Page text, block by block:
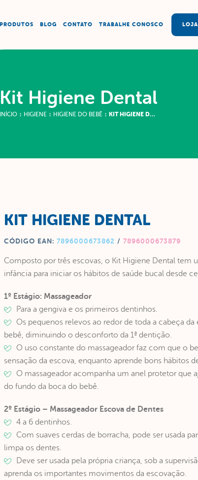
PRODUTOS BLOG CONTATO TRABALHE CONOSCO
Kit Higiene Dental
INÍCIO : HIGIENE : HIGIENE DO BEBÊ : KIT HIGIENE DENTAL
KIT HIGIENE DENTAL
CÓDIGO EAN:7896000673862 /7896000673879
Composto por três escovas, o Kit Higiene Dental tem
infância para iniciar os hábitos de saúde bucal desde
1º Estágio: Massageador
Para a gengiva e os primeiros dentinhos.
Os pequenos relevos ao redor de toda a cabeça
bebê, diminuindo o desconforto da 1ª dentição.
O uso constante do massageador faz com que o
sensação da escova, enquanto aprende bons hábitos
O massageador acompanha um anel protetor que
do fundo da boca do bebê.
2º Estágio – Massageador Escova de Dentes
4 a 6 dentinhos.
Com suaves cerdas de borracha, pode ser usada
limpa os dentes.
Deve ser usada pela própria criança, sob a
aprenda os importantes movimentos da escovação.